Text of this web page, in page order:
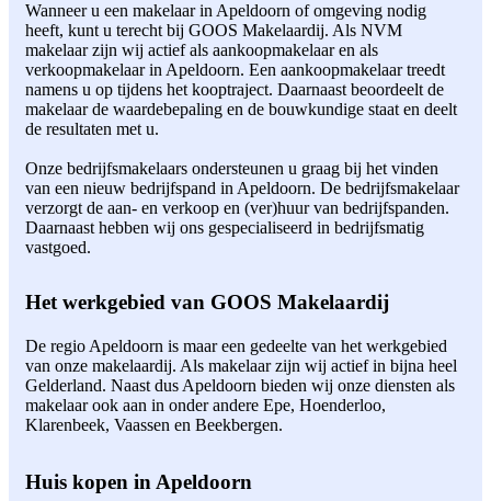
Wanneer u een makelaar in Apeldoorn of omgeving nodig
heeft, kunt u terecht bij GOOS Makelaardij. Als NVM
makelaar zijn wij actief als aankoopmakelaar en als
verkoopmakelaar in Apeldoorn. Een aankoopmakelaar treedt
namens u op tijdens het kooptraject. Daarnaast beoordeelt de
makelaar de waardebepaling en de bouwkundige staat en deelt
de resultaten met u.
Onze bedrijfsmakelaars ondersteunen u graag bij het vinden
van een nieuw bedrijfspand in Apeldoorn. De bedrijfsmakelaar
verzorgt de aan- en verkoop en (ver)huur van bedrijfspanden.
Daarnaast hebben wij ons gespecialiseerd in bedrijfsmatig
vastgoed.
Het werkgebied van GOOS Makelaardij
De regio Apeldoorn is maar een gedeelte van het werkgebied
van onze makelaardij. Als makelaar zijn wij actief in bijna heel
Gelderland. Naast dus Apeldoorn bieden wij onze diensten als
makelaar ook aan in onder andere Epe, Hoenderloo,
Klarenbeek, Vaassen en Beekbergen.
Huis kopen in Apeldoorn